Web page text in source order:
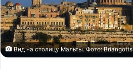
Вид на столицу Мальты. Фото: Briangotts